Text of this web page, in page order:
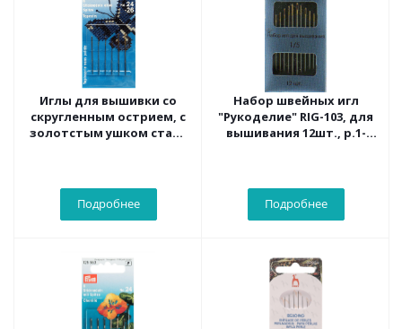
Иглы для вышивки со
скругленным острием, с
золотстым ушком сталь
Подробнее
Набор швейных игл
"Рукоделие" RIG-103, для
вышивания 12шт., р.1-
Подробнее